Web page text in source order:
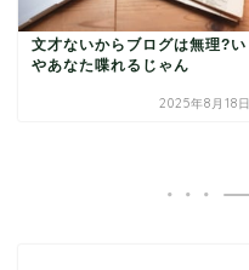
文才ないからブログは無理?い
やあなた喋れるじゃん
2025年8月18日